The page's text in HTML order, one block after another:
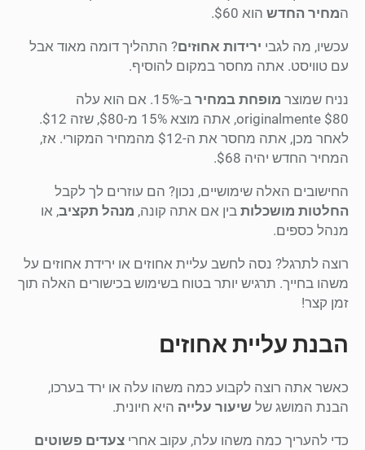
המחיר החדש הוא $60.
עכשיו, מה לגבי ירידות אחוזים? התהליך דומה מאוד אבל
עם טוויסט. אתה מחסר במקום להוסיף.
נניח שמוצר מופחת במחיר
ב-15%. אם הוא עלה
originalmente $80, אתה מוצא 15% מ-$80, שזה $12.
לאחר מכן, אתה מחסר את ה-$12 מהמחיר המקורי. אז,
המחיר החדש יהיה $68.
החישובים האלה שימושיים, נכון? הם עוזרים לך לקבל
החלטות מושכלות בין אם אתה קונה, מנהל תקציב, או
מנהל כספים.
רוצה לתרגל? נסה לחשב עליית אחוזים או ירידת אחוזים על
משהו בחייך. תרגיש יותר בטוח בשימוש בכישורים האלה תוך
זמן קצר!
הבנת עליית אחוזים
כאשר אתה רוצה לקבוע כמה משהו עלה או ירד בערכו,
הבנת המושג של שיעור עלייה היא חיונית.
כדי להעריך כמה משהו עלה, עקוב אחרי צעדים פשוטים